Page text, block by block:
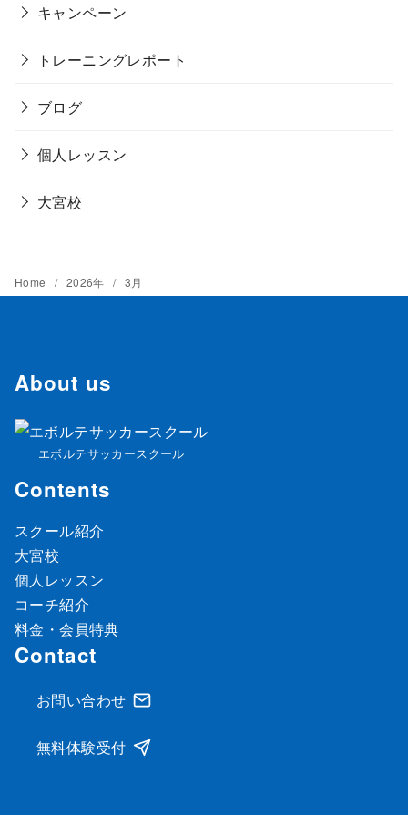
キャンペーン
トレーニングレポート
ブログ
個人レッスン
大宮校
Home 2026年 3月
About us
エボルテサッカースクール
Contents
スクール紹介
大宮校
個人レッスン
コーチ紹介
料金・会員特典
Contact
お問い合わせ
無料体験受付